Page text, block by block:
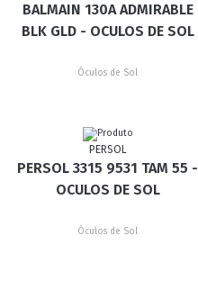
BALMAIN 130A ADMIRABLE
BLK GLD - OCULOS DE SOL
Óculos de Sol
PERSOL
PERSOL 3315 9531 TAM 55 -
OCULOS DE SOL
Óculos de Sol